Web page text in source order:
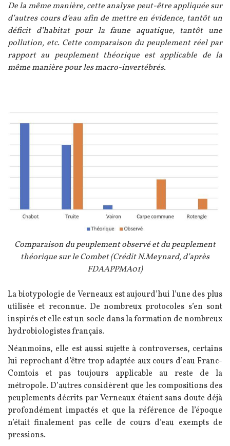
De la même manière, cette analyse peut-être appliquée sur
d’autres cours d’eau afin de mettre en évidence, tantôt un
déficit d’habitat pour la faune aquatique, tantôt une
pollution, etc. Cette comparaison du peuplement réel par
rapport au peuplement théorique est applicable de la
même manière pour les macro-invertébrés.
Légende
Comparaison du peuplement observé et du peuplement
théorique sur le Combet (Crédit N.Meynard, d’après
FDAAPPMA01)
Texte
La biotypologie de Verneaux est aujourd’hui l’une des plus
utilisée et reconnue. De nombreux protocoles s’en sont
inspirés et elle est un socle dans la formation de nombreux
hydrobiologistes français.
Néanmoins, elle est aussi sujette à controverses, certains
lui reprochant d’être trop adaptée aux cours d’eau Franc-
Comtois et pas toujours applicable au reste de la
métropole. D’autres considèrent que les compositions des
peuplements décrits par Verneaux étaient sans doute déjà
profondément impactés et que la référence de l’époque
n’était finalement pas celle de cours d’eau exempts de
pressions.